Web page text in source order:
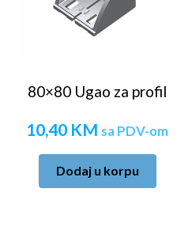
80×80 Ugao za profil
10,40 KM sa PDV-om
Dodaj u korpu